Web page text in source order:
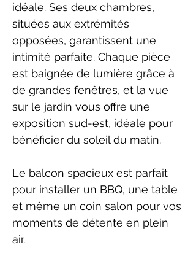
idéale. Ses deux chambres,
situées aux extrémités
opposées, garantissent une
intimité parfaite. Chaque pièce
est baignée de lumière grâce à
de grandes fenêtres, et la vue
sur le jardin vous offre une
exposition sud-est, idéale pour
bénéficier du soleil du matin.
Le balcon spacieux est parfait
pour installer un BBQ, une table
et même un coin salon pour vos
moments de détente en plein
air.